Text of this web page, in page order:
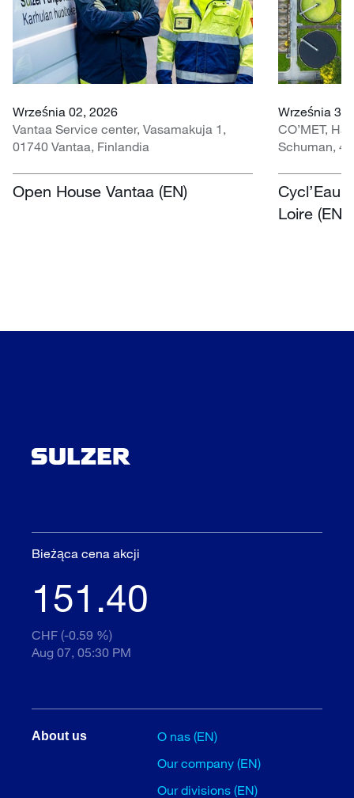
Września 02, 2026
Vantaa Service center, Vasamakuja 1,
01740 Vantaa, Finlandia
Open House Vantaa (EN)
Września 30
CO’MET,
Schuman,
Cycl’Eau
Loire (EN)
Bieżąca cena akcji
151.40
CHF (-0.59 %)
Aug 07, 05:30 PM
About us
O nas (EN)
Our company (EN)
Our divisions (EN)